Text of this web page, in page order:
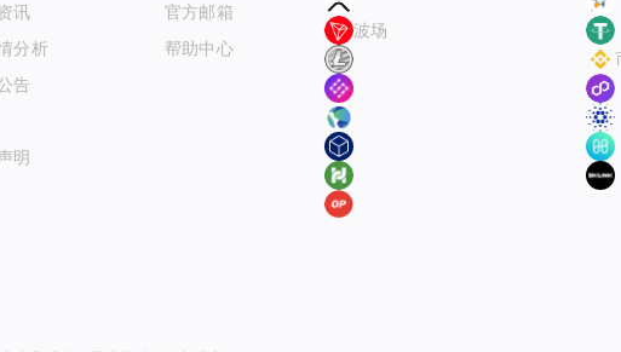
讯
分析
告
明
官方邮箱Email
帮助中心
波场